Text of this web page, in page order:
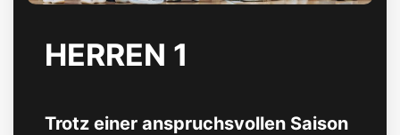
HERREN 1
Trotz einer anspruchsvollen Saison